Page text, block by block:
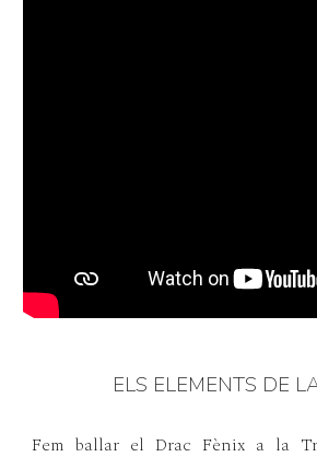
ELS ELEMENTS DE
Fem ballar el Drac Fènix a la